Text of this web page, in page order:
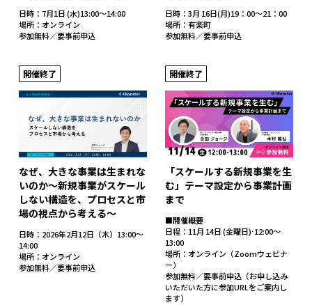
日時：7月1日 (水)13:00～14:00
場所：オンライン
参加無料／要事前申込
日時：3月 16日(月)19：00～21：00
場所：有楽町
参加無料／要事前申込
開催終了
なぜ、大きな事業は生まれな
いのか～新規事業がスケール
しない構造を、プロセスと市
場の視点から考える～
日時：2026年2月12日（木）13:00〜
14:00
場所：オンライン
参加無料／要事前申込
開催終了
「スケールする新規事業を生
む」テーマ設定から事業計画
まで
■開催概要
日程：11月 14日 (金曜日)⋅12:00～
13:00
場所：オンライン（Zoomウェビナ
ー）
参加無料／要事前申込（お申し込み
いただいた方に参加URLをご案内し
ます）